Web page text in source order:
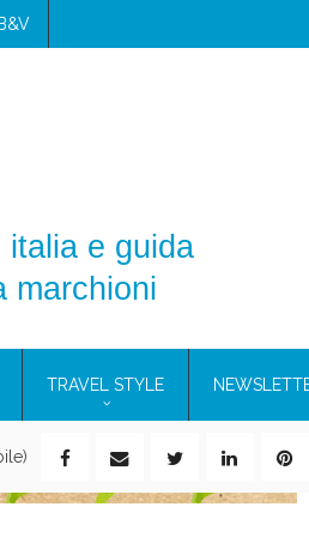
italia e guida
marchioni
TRAVEL STYLE